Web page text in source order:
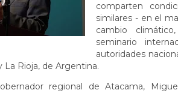
comparten
similares - en el
cambio
seminario
autoridades
La Rioja, de Argentina.
regional de Atacama,